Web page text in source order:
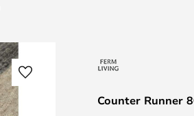
Counter Runner